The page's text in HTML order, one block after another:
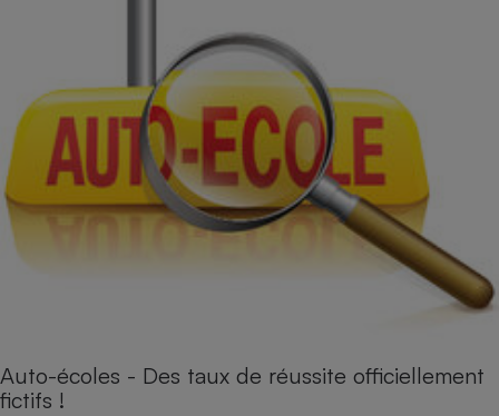
Auto-écoles - Des taux de réussite officiellement
fictifs !